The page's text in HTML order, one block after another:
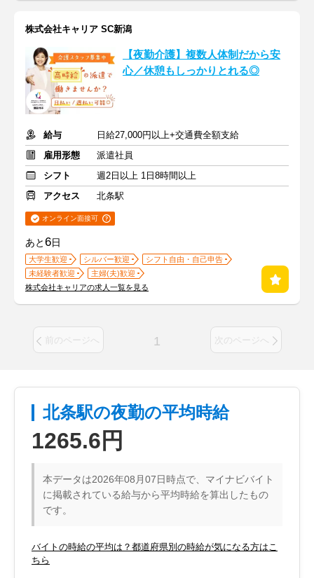
株式会社キャリア SC新潟
【夜勤介護】複数人体制だから安
心／休憩もしっかりとれる◎
給与
日給27,000円以上+交通費全額支給
雇用形態
派遣社員
シフト
週2日以上 1日8時間以上
アクセス
北条駅
オンライン面接可
あと6日
大学生歓迎 シルバー歓迎
シフト自由・自己申告
未経験者歓迎
主婦(夫)歓迎
株式会社キャリアの求人一覧を見る
前のページへ 1 次のページへ
北条駅の夜勤の平均時給
1265.6円
本データは2026年08月07日時点で、マイナビバイト
に掲載されている給与から平均時給を算出したもの
です。
バイトの時給の平均は？都道府県別の時給が気になる方はこ
ちら